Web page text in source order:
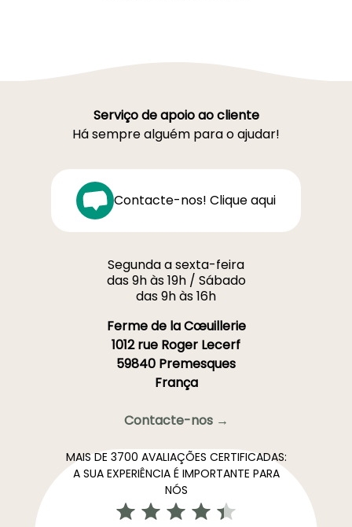
Serviço de apoio ao cliente
Há sempre alguém para o ajudar!
Contacte-nos! Clique aqui
Segunda a sexta-feira
das 9h às 19h / Sábado
das 9h às 16h
Ferme de la Cœuillerie
1012 rue Roger Lecerf
59840 Premesques
França
Contacte-nos →
MAIS DE 3700 AVALIAÇÕES CERTIFICADAS:
A SUA EXPERIÊNCIA É IMPORTANTE PARA
NÓS